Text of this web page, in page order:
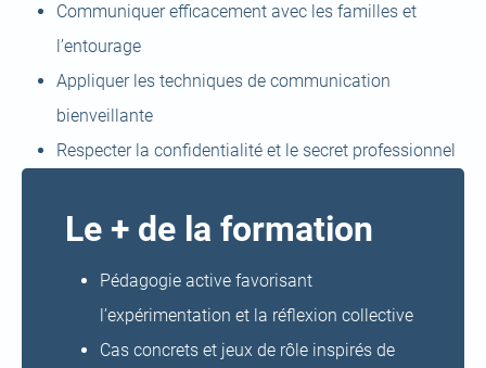
Communiquer efficacement avec les familles et
l’entourage
Appliquer les techniques de communication
bienveillante
Respecter la confidentialité et le secret professionnel
Le + de la formation
Pédagogie active favorisant
l’expérimentation et la réflexion collective
Cas concrets et jeux de rôle inspirés de